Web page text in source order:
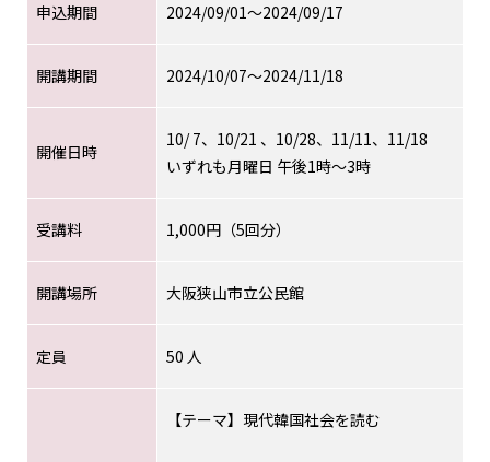
申込期間 2024/09/01～2024/09/17
開講期間 2024/10/07～2024/11/18
開催日時
10/ 7、10/21 、10/28、11/11、11/18
いずれも月曜日 午後1時～3時
受講料 1,000円（5回分）
開講場所 大阪狭山市立公民館
定員 50 人
【テーマ】現代韓国社会を読む